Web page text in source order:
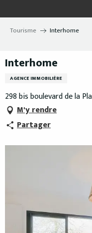
au
contenu
Tourisme Interhome
Interhome
AGENCE IMMOBILIÈRE
298 bis boulevard de la
M'y rendre
Partager